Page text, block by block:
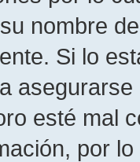
nombre
Si lo
esté mal
por